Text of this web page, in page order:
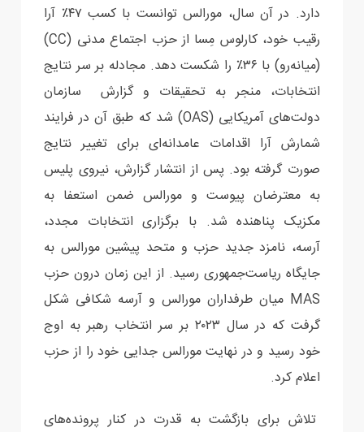
دارد. در آن سال، مورالس توانست با کسب ۴۷٪ آرا
رقیب خود، کارلوس مِسا از حزب اجتماع مدنی (CC)
(میانه‌رو) با ۳۶٪ را شکست دهد. مجادله بر سر نتایج
انتخابات، منجر به تحقیقات و گزارش سازمان
دولت‌های آمریکایی (OAS) شد که طبق آن در فرایند
شمارش آرا اقدامات عامدانه‌ای برای تغییر نتایج
صورت گرفته بود. پس از انتشار گزارش، نیروی پلیس
به معترضان پیوست و مورالس ضمن استعفا به
مکزیک پناهنده شد. با برگزاری انتخابات مجدد،
آرسه، نامزد جدید حزب و متحد پیشین مورالس به
جایگاه ریاست‌جمهوری رسید. از این زمان درون حزب
MAS میان طرفداران مورالس و آرسه شکافی شکل
گرفت که در سال ۲۰۲۳ بر سر انتخاب رهبر به اوج
خود رسید و در نهایت مورالس جدایی خود را از حزب
اعلام کرد.
تلاش برای بازگشت به قدرت در کنار پرونده‌های